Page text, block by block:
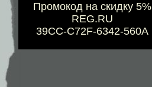
Промокод на скидку 5%
REG.RU
39CC-C72F-6342-560A